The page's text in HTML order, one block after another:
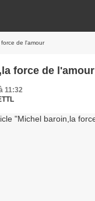
de l'amour
force de l'amour
11:32